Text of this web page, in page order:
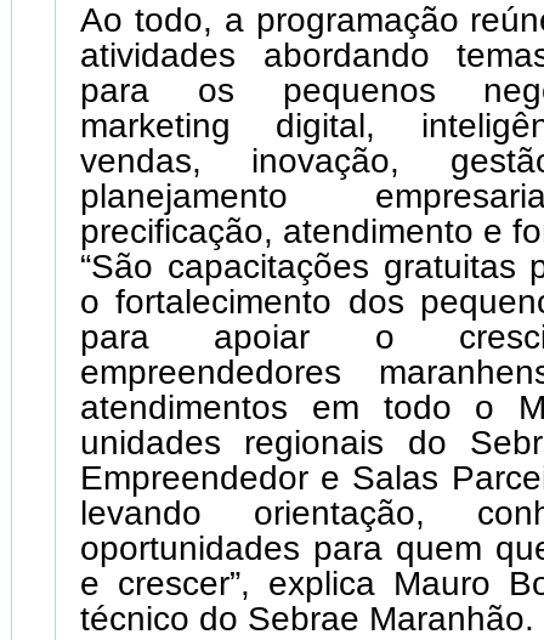
Ao todo, a programação
atividades abordando
para os pequenos
marketing digital,
vendas, inovação,
planejamento
precificação, atendimento e
“São capacitações gratuitas
o fortalecimento dos
para apoiar o
empreendedores
atendimentos em todo o
unidades regionais do
Empreendedor e Salas
levando orientação,
oportunidades para quem
e crescer”, explica Mauro
técnico do Sebrae Maranhão.